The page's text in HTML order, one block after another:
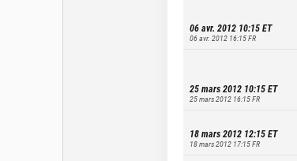
06 avr. 2012 10:15ET
06 avr. 2012 16:15FR
25 mars 2012 10:15ET
25 mars 2012 16:15FR
18 mars 2012 12:15ET
18 mars 2012 17:15FR